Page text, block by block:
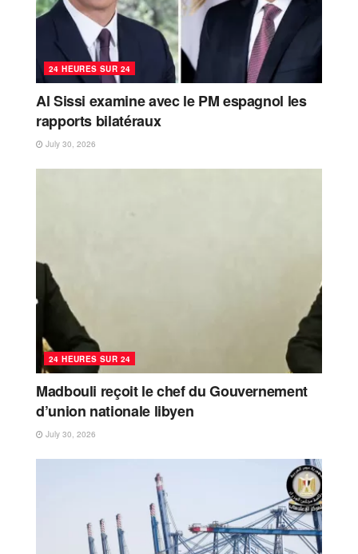
24 HEURES SUR 24
Al Sissi examine avec le PM espagnol les
rapports bilatéraux
July 30, 2026
24 HEURES SUR 24
Madbouli reçoit le chef du Gouvernement
d’union nationale libyen
July 30, 2026